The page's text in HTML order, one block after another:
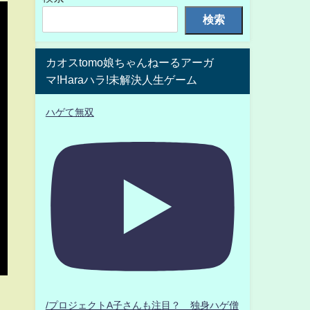
検索
カオスtomo娘ちゃんねーるアーガ
マ!Haraハラ!未解決人生ゲーム
ハゲて無双
/プロジェクトA子さんも注目？ 独身ハゲ僧